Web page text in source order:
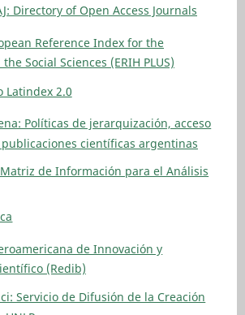
Directory of Open Access Journals
Reference Index for the
Social Sciences (ERIH PLUS)
Latindex 2.0
Políticas de jerarquización, acceso
científicas argentinas
de Información para el Análisis
de Innovación y
(Redib)
Servicio de Difusión de la Creación